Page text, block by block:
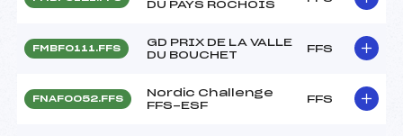
DU PAYS ROCHOIS
FMBF0111.FFS
GD PRIX DE LA VALLE
DU BOUCHET
FFS
FNAF0052.FFS
Nordic Challenge
FFS-ESF
FFS